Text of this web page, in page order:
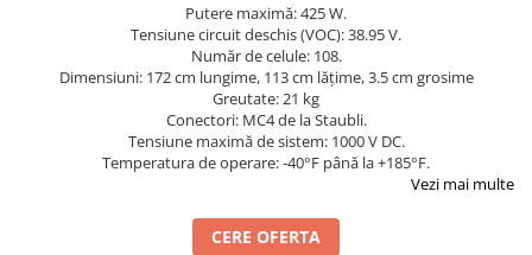
Convertoare de tensiune
Sisteme de stocare energie
Pachete complete stocare energie
Sisteme fotovoltaice complete
Putere maximă: 425 W.
Tensiune circuit deschis (VOC): 38.95 V.
Număr de celule: 108.
Dimensiuni: 172 cm lungime, 113 cm lățime, 3.5 cm grosime
Greutate: 21 kg
Conectori: MC4 de la Staubli.
Tensiune maximă de sistem: 1000 V DC.
Temperatura de operare: -40°F până la +185°F.
Vezi mai multe
CERE OFERTA